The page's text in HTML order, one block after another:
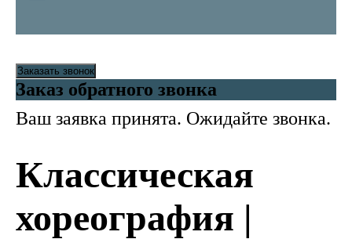
Заказать звонок
Заказ обратного звонка
Ваш заявка принята. Ожидайте звонка.
Классическая
хореография |